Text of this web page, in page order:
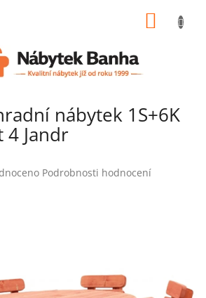
nábytek 1S+6K
4 Jandr
Podrobnosti hodnocení